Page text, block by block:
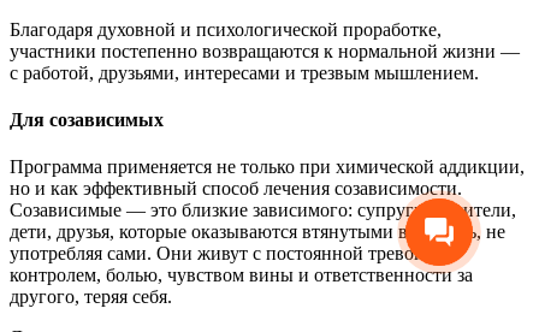
Благодаря духовной и психологической проработке,
участники постепенно возвращаются к нормальной жизни —
с работой, друзьями, интересами и трезвым мышлением.
Для созависимых
Программа применяется не только при химической аддикции,
но и как эффективный способ лечения созависимости.
Созависимые — это близкие зависимого: супруги, родители,
дети, друзья, которые оказываются втянутыми в болезнь, не
употребляя сами. Они живут с постоянной тревогой,
контролем, болью, чувством вины и ответственности за
другого, теряя себя.